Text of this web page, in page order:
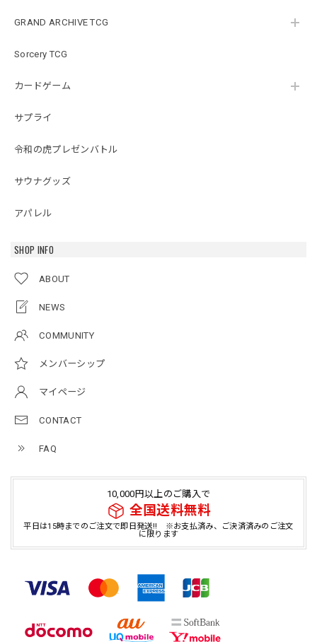
GRAND ARCHIVE TCG
Sorcery TCG
カードゲーム
サプライ
令和の虎プレゼンバトル
サウナグッズ
アパレル
SHOP INFO
ABOUT
NEWS
COMMUNITY
メンバーシップ
マイページ
CONTACT
FAQ
10,000円以上のご購入で
全国送料無料
平日は15時までのご注文で即日発送!! ※お支払済み、ご決済済みのご注文
に限ります